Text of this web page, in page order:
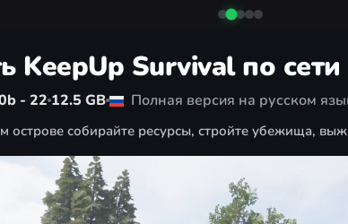
KeepUp Survival по
- 22 12.5 GB Полная версия на русском
острове собирайте ресурсы, стройте убежища,